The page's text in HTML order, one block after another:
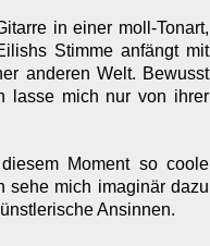
in einer moll-Tonart,
Stimme anfängt mit
anderen Welt. Bewusst
lasse mich nur von ihrer
Moment so coole
sehe mich imaginär dazu
Ansinnen.